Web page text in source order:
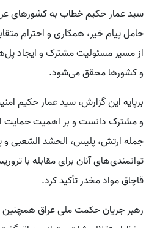
سید عمار حکیم خطاب به کشورهای
حامل پیام خیر، همکاری و احترام
از مسیر مسئولیت مشترک و ایجاد
و کشورها محقق می‌شود.
برپایه این گزارش، سید عمار حکیم
و مشترک دانست و بر اهمیت حمایت
جمله ارتش، پلیس، الحشد الشعبی و
توانمندی‌های آنان برای مقابله با
قاچاق مواد مخدر تأکید کرد.
رهبر جریان حکمت ملی عراق همچنین